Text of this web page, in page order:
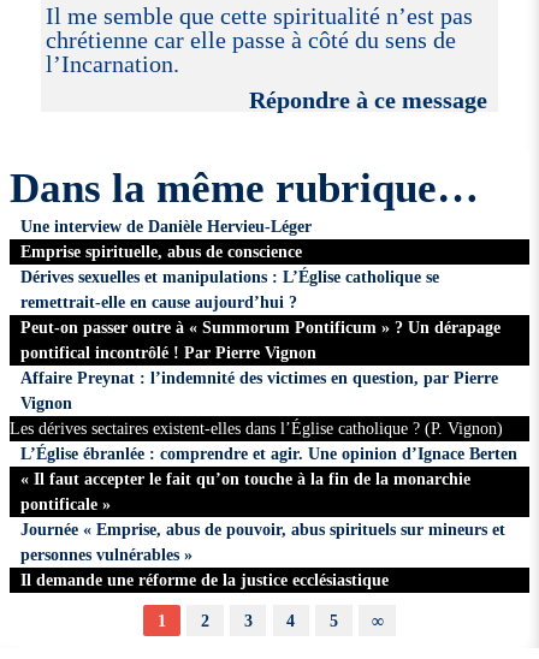
Il me semble que cette spiritualité n’est pas
chrétienne car elle passe à côté du sens de
l’Incarnation.
Répondre à ce message
Dans la même rubrique…
Une interview de Danièle Hervieu-Léger
Emprise spirituelle, abus de conscience
Dérives sexuelles et manipulations : L’Église catholique se
remettrait-elle en cause aujourd’hui ?
Peut-on passer outre à « Summorum Pontificum » ? Un dérapage
pontifical incontrôlé ! Par Pierre Vignon
Affaire Preynat : l’indemnité des victimes en question, par Pierre
Vignon
Les dérives sectaires existent-elles dans l’Église catholique ? (P. Vignon)
L’Église ébranlée : comprendre et agir. Une opinion d’Ignace Berten
« Il faut accepter le fait qu’on touche à la fin de la monarchie
pontificale »
Journée « Emprise, abus de pouvoir, abus spirituels sur mineurs et
personnes vulnérables »
Il demande une réforme de la justice ecclésiastique
1 2 3 4 5 ∞